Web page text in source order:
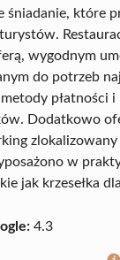
śniadanie, które
wygodnym
do potrzeb
płatności i
Dodatkowo
w
jak krzesełka
4.3